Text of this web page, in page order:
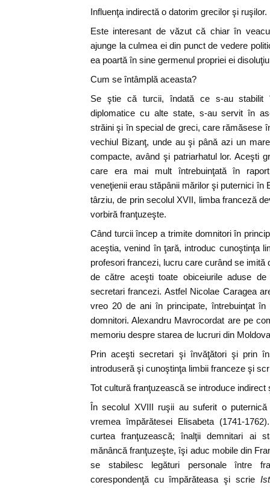
Influenţa indirectă o datorim grecilor şi ruşilor.
Este interesant de văzut că chiar în
ajunge la culmea ei din punct de vedere
ea poartă în sine germenul propriei ei
Cum se întâmplă aceasta?
Se ştie că turcii, îndată ce s-au stabilit
diplomatice cu alte state, s-au servit în
străini şi în special de greci, care rămăsese
vechiul Bizanţ, unde au şi până azi un
compacte, având şi patriarhatul lor. Aceşti
care era mai mult întrebuinţată în
veneţienii erau stăpânii mărilor şi puternici în
târziu, de prin secolul XVII, limba franceză
vorbiră franţuzeşte.
Când turcii încep a trimite domnitori în
aceştia, venind în ţară, introduc cunoştinţa
profesori francezi, lucru care curând se imită
de către aceşti toate obiceiurile aduse
secretari francezi. Astfel Nicolae Caragea
vreo 20 de ani în principate, întrebuinţat
domnitori. Alexandru Mavrocordat are pe
memoriu despre starea de lucruri din
Prin aceşti secretari şi învăţători şi prin
introduseră şi cunoştinţa limbii franceze şi
Tot cultură franţuzească se introduce indirect
În secolul XVIII ruşii au suferit o
vremea împărătesei Elisabeta (1741-
curtea franţuzească; înalţii demnitari ai
mănâncă franţuzeşte, îşi aduc mobile din
se stabilesc legături personale între
corespondenţă cu împărăteasa şi scrie